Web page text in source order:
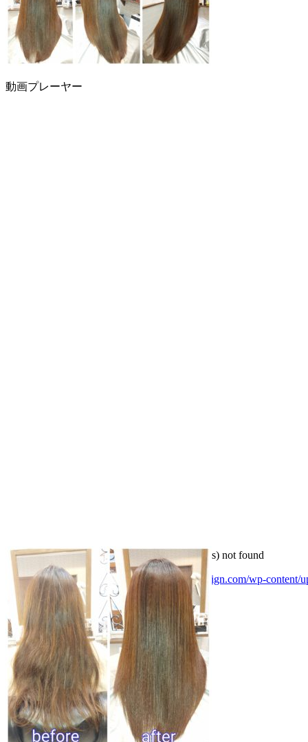
動画プレーヤー
Media error: Format(s) not supported or source(s) not found
ファイルをダウンロード: https://lienhair-design.com/wp-content/
00:00